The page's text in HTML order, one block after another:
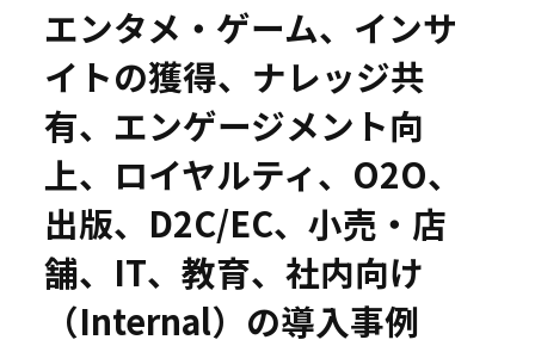
事例
お役立ち情報
エンタメ・ゲーム、インサ
イトの獲得、ナレッジ共
有、エンゲージメント向
上、ロイヤルティ、O2O、
出版、D2C/EC、小売・店
舗、IT、教育、社内向け
（Internal）の導入事例